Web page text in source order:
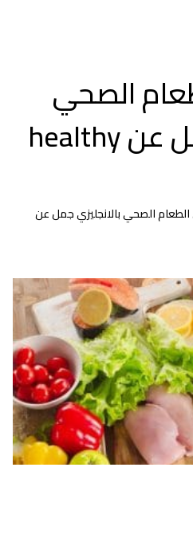
الصحي
بالانجليزي جمل عن healthy
الطعام الصحي بالانجليزي جمل عن